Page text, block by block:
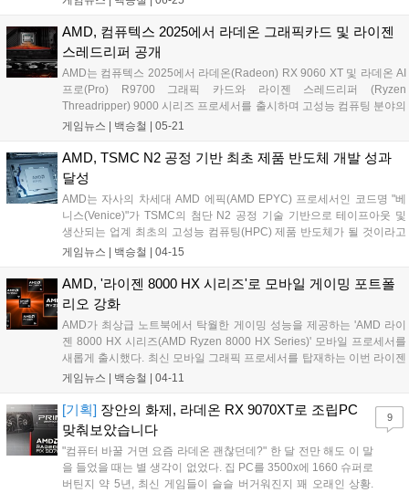
등록하여 사용 가능한 스텔라 블레이드 게임코드, 스텔라 블레이
드 장패드 및 아크릴 스탠드의 특전 혜택이 제공된다....
AMD, 컴퓨텍스 2025에서 라데온 그래픽카드 및 라이젠
스레드리퍼 공개
AMD는 컴퓨텍스 2025에서 라데온(Radeon) RX 9060 XT 및 라데온 AI
프로(Pro) R9700 그래픽 카드와 라이젠 스레드리퍼 (Ryzen
Threadripper) 9000 시리즈 프로세서를 출시하며 고성능 컴퓨팅 분야의
새로운 혁신을 공개했다. 게이밍, 콘텐츠 제작, 전문 산업 및 AI 개발 분야
혁신적인 컴퓨팅 경험을 제공할 예정이다....
게임뉴스 | 백승철 05-21
AMD, TSMC N2 공정 기반 최초 제품 반도체 개발 성과
달성
AMD는 자사의 차세대 AMD 에픽(AMD EPYC) 프로세서인 코드명 "베
니스(Venice)"가 TSMC의 첨단 N2 공정 기술 기반으로 테이프아웃 및
생산되는 업계 최초의 고성능 컴퓨팅(HPC) 제품 반도체가 될 것이라고
발표했다. 또한, AMD는 TSMC의 애리조나 신규 제조 시설에서 5세대
밝혔다. 내년 출시를 목표로 하는 베니스는 AMD의 데이터센터 CPU 로
드맵 추진에 있어 중요한 의미를 차지하는 제품으로, 이번 성과는 새로
운 설계 아키텍처와 최첨단 공정 기술을 공동 최적화하기 위한 AMD와
TSMC의 반도체 제조 파트너십의 강점을 보여주는 사례다....
게임뉴스 | 백승철 04-15
AMD, '라이젠 8000 HX 시리즈'로 모바일 게이밍 포트폴
리오 강화
AMD가 최상급 노트북에서 탁월한 게이밍 성능을 제공하는 'AMD 라이
젠 8000 HX 시리즈(AMD Ryzen 8000 HX Series)' 모바일 프로세서를
새롭게 출시했다. 최신 모바일 그래픽 프로세서를 탑재하는 이번 라이젠
8000 HX 시리즈는 휴대성은 물론, 데스크톱 수준의 성능을 원하는 게이
게임뉴스 | 백승철 04-11
[기획] 장안의 화제, 라데온 RX 9070XT로 조립PC
맞춰보았습니다
"컴퓨터 바꿀 거면 요즘 라데온 괜찮던데?" 한 달 전만 해도 이 말
을 들었을 때는 별 생각이 없었다. 집 PC를 3500x에 1660 슈퍼로
버틴지 약 5년, 최신 게임들이 슬슬 버거워진지 꽤 오래인 상황.
9